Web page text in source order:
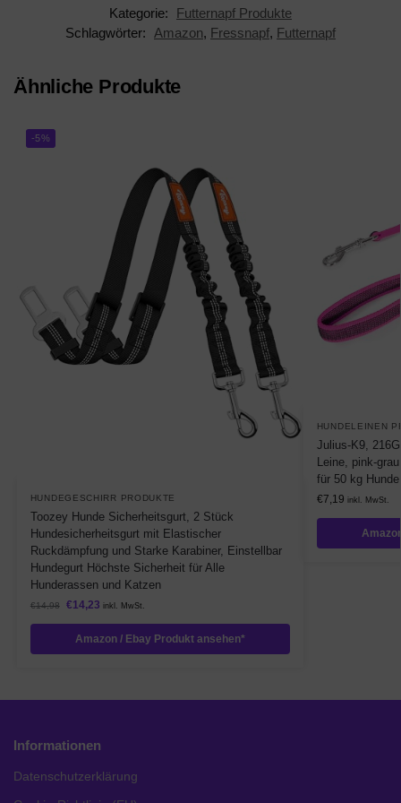
Kategorie:
Futternapf Produkte
Schlagwörter:
Amazon, Fressnapf, Futternapf
Ähnliche Produkte
-5%
HUNDEGESCHIRR PRODUKTE
Toozey Hunde Sicherheitsgurt, 2 Stück
Hundesicherheitsgurt mit Elastischer
Ruckdämpfung und Starke Karabiner, Einstellbar
Hundegurt Höchste Sicherheit für Alle
Hunderassen und Katzen
€14,98 €14,23 inkl. MwSt.
Amazon / Ebay Produkt ansehen*
HUNDELEINEN
Julius-K9,
Leine, pink-
für 50 kg Hunde
€7,19 inkl. MwSt.
Informationen
Datenschutzerklärung